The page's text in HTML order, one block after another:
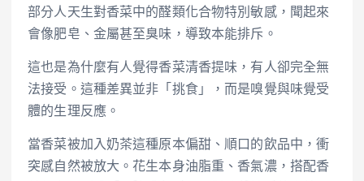
部分人天生對香菜中的醛類化合物特別敏感，聞起來
會像肥皂、金屬甚至臭味，導致本能排斥。
這也是為什麼有人覺得香菜清香提味，有人卻完全無
法接受。這種差異並非「挑食」，而是嗅覺與味覺受
體的生理反應。
當香菜被加入奶茶這種原本偏甜、順口的飲品中，衝
突感自然被放大。花生本身油脂重、香氣濃，搭配香